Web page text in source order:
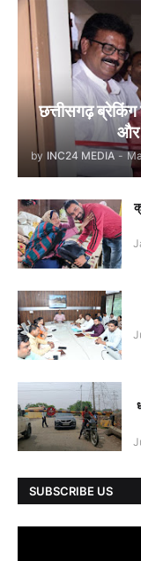
छत्तीसगढ़ ब्रेकिंग
और
by INC24 MEDIA -
SUBSCRIBE US